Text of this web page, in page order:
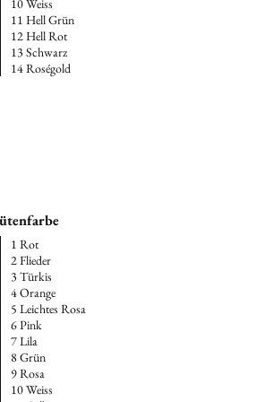
10 Weiss
11 Hell Grün
12 Hell Rot
13 Schwarz
14 Roségold
1 Rot
2 Flieder
3 Türkis
4 Orange
5 Leichtes Rosa
6 Pink
7 Lila
8 Grün
9 Rosa
10 Weiss